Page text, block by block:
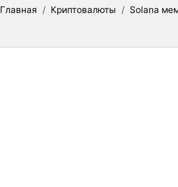
Главная / Криптовалюты / Solana